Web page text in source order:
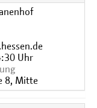
Uhr
8, Mitte